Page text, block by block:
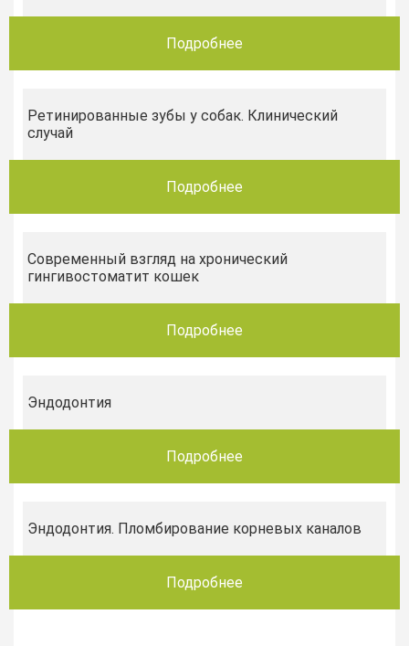
Подробнее
Ретинированные зубы у собак. Клинический
случай
Подробнее
Современный взгляд на хронический
гингивостоматит кошек
Подробнее
Эндодонтия
Подробнее
Эндодонтия. Пломбирование корневых каналов
Подробнее